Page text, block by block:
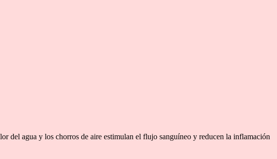
del agua y los chorros de aire estimulan el flujo sanguíneo y reducen la inflamación